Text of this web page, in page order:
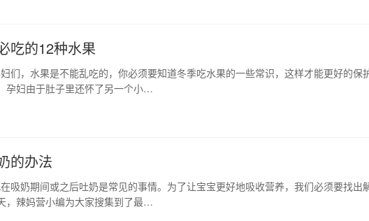
吃的12种水果
们，水果是不能乱吃的，你必须要知道冬季吃水果的一些常识，这样才能更好的保
妇由于肚子里还怀了另一个小…
的办法
吸奶期间或之后吐奶是常见的事情。为了让宝宝更好地吸收营养，我们必须要找出
，辣妈营小编为大家搜集到了最…